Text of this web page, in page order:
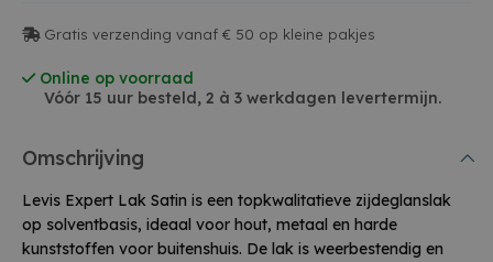
Gratis verzending vanaf € 50 op kleine pakjes
Online op voorraad
Vóór 15 uur besteld, 2 à 3 werkdagen levertermijn.
Omschrijving
Levis Expert Lak Satin is een topkwalitatieve zijdeglanslak
op solventbasis, ideaal voor hout, metaal en harde
kunststoffen voor buitenshuis. De lak is weerbestendig en